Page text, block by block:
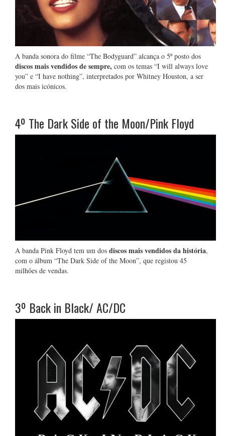
A banda sonora do filme “The Bodyguard” alcança o 5º posto dos
discos mais vendidos de sempre, com os temas “I will always love
you” e “I have nothing”, interpretados por Whitney Houston, a ser
dos mais icónicos.
4º The Dark Side of the Moon/Pink Floyd
A banda Pink Floyd tem um dos discos mais vendidos da história,
com o álbum “The Dark Side of the Moon”, que registou 45
milhões de vendas.
3º Back in Black/ AC/DC